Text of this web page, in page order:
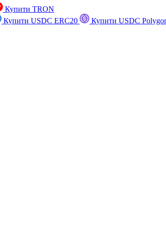
Купити TRON
Купити USDC ERC20
Купити USDC